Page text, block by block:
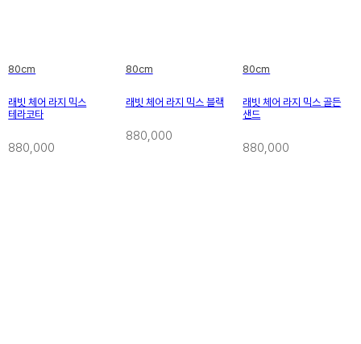
80cm
래빗 체어 라지 믹스
테라코타
880,000
80cm
래빗 체어 라지 믹스 블랙
880,000
80cm
래빗 체어 라지 믹스 골든
샌드
880,000